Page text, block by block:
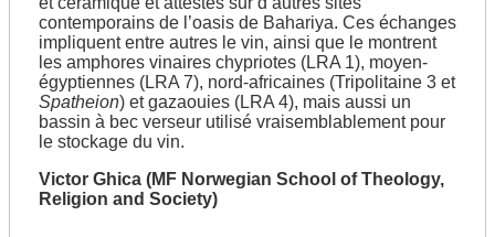
contemporains de l’oasis de Bahariya. Ces échanges
impliquent entre autres le vin, ainsi que le montrent
les amphores vinaires chypriotes (LRA 1), moyen-
égyptiennes (LRA 7), nord-africaines (Tripolitaine 3 et
Spatheion) et gazaouies (LRA 4), mais aussi un
bassin à bec verseur utilisé vraisemblablement pour
le stockage du vin.
Victor Ghica (MF Norwegian School of Theology,
Religion and Society)